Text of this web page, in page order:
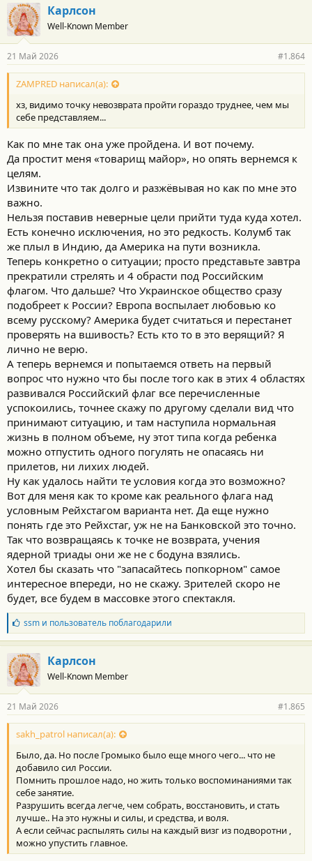
Карлсон
Well-Known Member
21 Май 2026 #1.864
ZAMPRED написал(а):
хз, видимо точку невозврата пройти гораздо труднее, чем мы
себе представляем...
Как по мне так она уже пройдена. И вот почему.
Да простит меня «товарищ майор», но опять вернемся к
целям.
Извините что так долго и разжёвывая но как по мне это
важно.
Нельзя поставив неверные цели прийти туда куда хотел.
Есть конечно исключения, но это редкость. Колумб так
же плыл в Индию, да Америка на пути возникла.
Теперь конкретно о ситуации; просто представьте завтра
прекратили стрелять и 4 обрасти под Российским
флагом. Что дальше? Что Украинское общество сразу
подобреет к России? Европа воспылает любовью ко
всему русскому? Америка будет считаться и перестанет
проверять на вшивость? Есть кто то в это верящий? Я
лично не верю.
А теперь вернемся и попытаемся ответь на первый
вопрос что нужно что бы после того как в этих 4 областях
развивался Российский флаг все перечисленные
успокоились, точнее скажу по другому сделали вид что
принимают ситуацию, и там наступила нормальная
жизнь в полном объеме, ну этот типа когда ребенка
можно отпустить одного погулять не опасаясь ни
прилетов, ни лихих людей.
Ну как удалось найти те условия когда это возможно?
Вот для меня как то кроме как реального флага над
условным Рейхстагом варианта нет. Да еще нужно
понять где это Рейхстаг, уж не на Банковской это точно.
Так что возвращаясь к точке не возврата, учения
ядерной триады они же не с бодуна взялись.
Хотел бы сказать что "запасайтесь попкорном" самое
интересное впереди, но не скажу. Зрителей скоро не
будет, все будем в массовке этого спектакля.
Б
л
а
г
о
д
а
н
о
с
и
:
ssmи пользовательпоблагодарили
Карлсон
Well-Known Member
21 Май 2026 #1.865
sakh_patrol написал(а):
Было, да. Но после Громыко было еще много чего... что не
добавило сил России.
Помнить прошлое надо, но жить только воспоминаниями так
себе занятие.
Разрушить всегда легче, чем собрать, восстановить, и стать
лучше.. На это нужны и силы, и средства, и воля.
А если сейчас распылять силы на каждый визг из подворотни ,
можно упустить главное.